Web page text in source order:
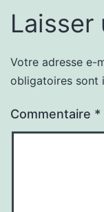
Laisser
Votre adresse e-
obligatoires sont
Commentaire *